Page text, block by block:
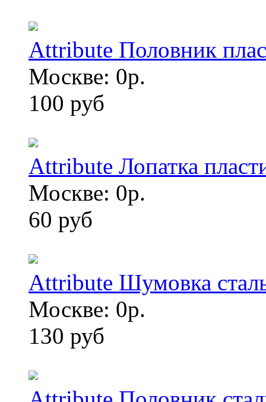
Attribute Половник
Москве: 0р.
100 руб
Attribute Лопатка
Москве: 0р.
60 руб
Attribute Шумовка
Москве: 0р.
130 руб